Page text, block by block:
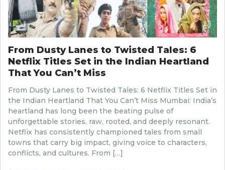
From Dusty Lanes to Twisted Tales: 6
Netflix Titles Set in the Indian Heartland
That You Can’t Miss
From Dusty Lanes to Twisted Tales: 6 Netflix Titles Set in
the Indian Heartland That You Can’t Miss Mumbai: India’s
heartland has long been the beating pulse of
unforgettable stories, raw, rooted, and deeply resonant.
Netflix has consistently championed tales from small
towns that carry big impact, giving voice to characters,
conflicts, and cultures. From […]